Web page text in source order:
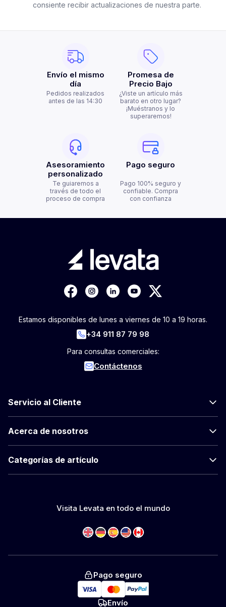
consiente recibir actualizaciones de nuestra parte.
Envío el mismo
día
Pedidos realizados
antes de las 14:30
Promesa de
Precio Bajo
¿Viste un artículo más
barato en otro lugar?
¡Muéstranos y lo
superaremos!
Asesoramiento
personalizado
Te guiaremos a
través de todo el
proceso de compra
Pago seguro
Pago 100% seguro y
confiable. Compra
con confianza
Estamos disponibles de lunes a viernes de 10 a 19 horas.
+34 911 87 79 98
Para consultas comerciales:
Contáctenos
Servicio al Cliente
Acerca de nosotros
Categorías de artículo
Visita Levata en todo el mundo
Pago seguro
Envío